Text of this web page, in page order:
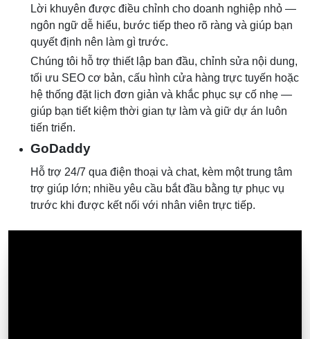
Lời khuyên được điều chỉnh cho doanh nghiệp nhỏ —
ngôn ngữ dễ hiểu, bước tiếp theo rõ ràng và giúp bạn
quyết định nên làm gì trước.
Chúng tôi hỗ trợ thiết lập ban đầu, chỉnh sửa nội dung,
tối ưu SEO cơ bản, cấu hình cửa hàng trực tuyến hoặc
hệ thống đặt lịch đơn giản và khắc phục sự cố nhẹ —
giúp bạn tiết kiệm thời gian tự làm và giữ dự án luôn
tiến triển.
GoDaddy
Hỗ trợ 24/7 qua điện thoại và chat, kèm một trung tâm
trợ giúp lớn; nhiều yêu cầu bắt đầu bằng tự phục vụ
trước khi được kết nối với nhân viên trực tiếp.